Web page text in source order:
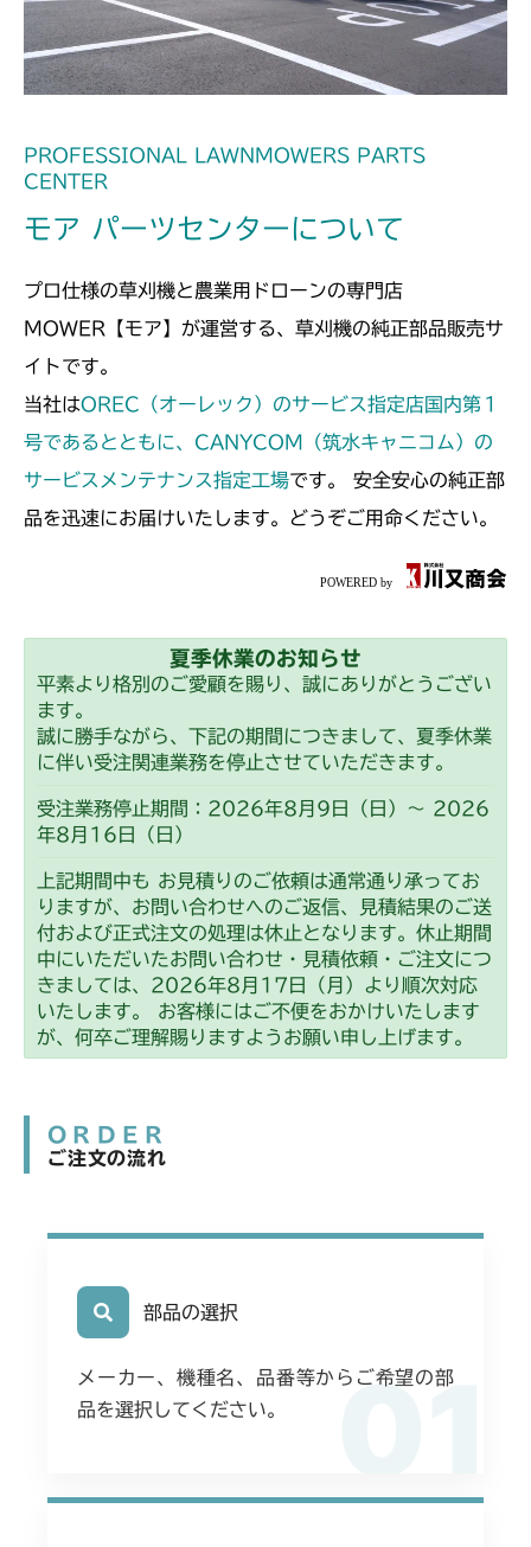
PROFESSIONAL LAWNMOWERS PARTS
CENTER
モア パーツセンターについて
プロ仕様の草刈機と農業用ドローンの専門店
MOWER【モア】が運営する、草刈機の純正部品販売サ
イトです。
当社はOREC（オーレック）のサービス指定店国内第１
号であるとともに、CANYCOM（筑水キャニコム）の
サービスメンテナンス指定工場です。 安全安心の純正部
品を迅速にお届けいたします。どうぞご用命ください。
夏季休業のお知らせ
平素より格別のご愛顧を賜り、誠にありがとうござい
ます。
誠に勝手ながら、下記の期間につきまして、夏季休業
に伴い受注関連業務を停止させていただきます。
受注業務停止期間：2026年8月9日（日）～ 2026
年8月16日（日）
上記期間中も お見積りのご依頼は通常通り承ってお
りますが、お問い合わせへのご返信、見積結果のご送
付および正式注文の処理は休止となります。休止期間
中にいただいたお問い合わせ・見積依頼・ご注文につ
きましては、2026年8月17日（月）より順次対応
いたします。 お客様にはご不便をおかけいたします
が、何卒ご理解賜りますようお願い申し上げます。
ORDER
ご注文の流れ
01
部品の選択
メーカー、機種名、品番等からご希望の部
品を選択してください。